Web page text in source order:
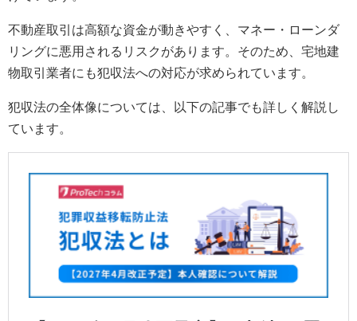
不動産取引は高額な資金が動きやすく、マネー・ローンダ
リングに悪用されるリスクがあります。そのため、宅地建
物取引業者にも犯収法への対応が求められています。
犯収法の全体像については、以下の記事でも詳しく解説し
ています。